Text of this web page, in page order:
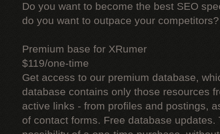
Do you want to become the best SEO
do you want to outpace your competitors?
Premium base for XRumer
$119/one-time
Get access to our premium database,
database contains only those resources
active links - from profiles and postings,
of contact forms. Free database updates.